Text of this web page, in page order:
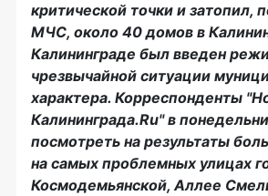
критической точки и затопил,
МЧС, около 40 домов в
Калининграде был введен
чрезвычайной ситуации
характера. Корреспонденты
Калининграда.Ru" в
посмотреть на результаты
на самых проблемных улицах
Космодемьянской, Аллее